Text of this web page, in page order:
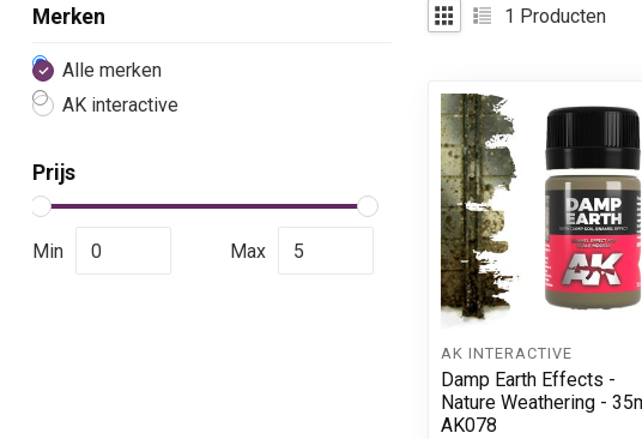
Merken
Alle merken
AK interactive
Prijs
Min Max
1 Producten
AK INTERACTIVE
Damp Earth Effects -
Nature Weathering -
AK078